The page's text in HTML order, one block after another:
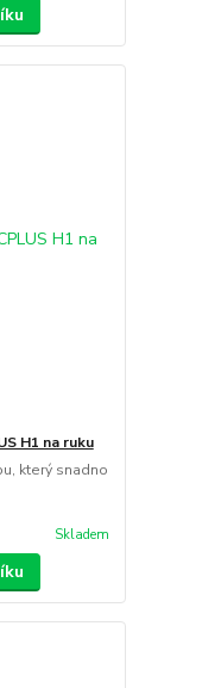
H1 na ruku
který snadno
Skladem